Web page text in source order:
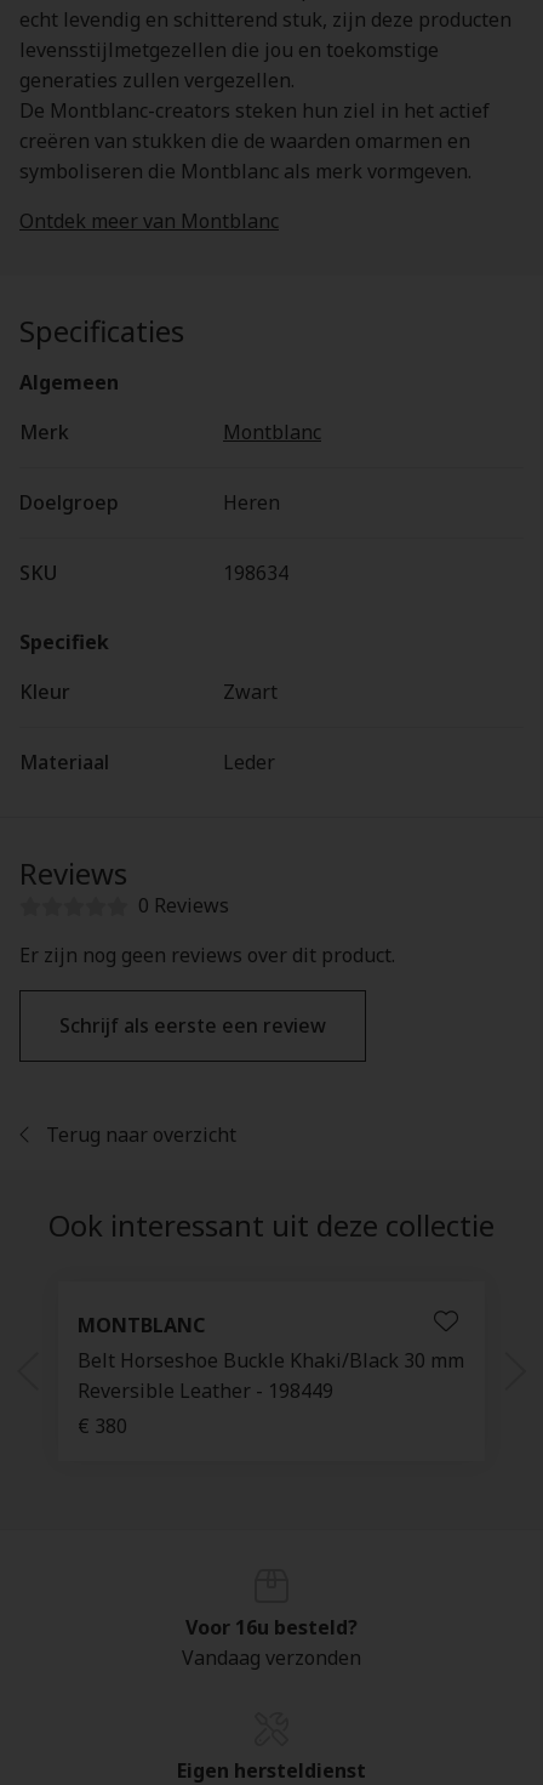
echt levendig en schitterend stuk, zijn deze producten
levensstijlmetgezellen die jou en toekomstige
generaties zullen vergezellen.
De Montblanc-creators steken hun ziel in het actief
creëren van stukken die de waarden omarmen en
symboliseren die Montblanc als merk vormgeven.
Ontdek meer van Montblanc
Specificaties
Algemeen
Merk
Montblanc
Doelgroep Heren
SKU 198634
Specifiek
Kleur
Zwart
Materiaal Leder
Reviews
0 Reviews
Er zijn nog geen reviews over dit product.
Schrijf als eerste een review
Terug naar overzicht
Ook interessant uit deze collectie
MONTBLANC
Belt Horseshoe Buckle Khaki/Black 30 mm
Reversible Leather - 198449
€ 380
Voor 16u besteld?
Vandaag verzonden
Eigen hersteldienst